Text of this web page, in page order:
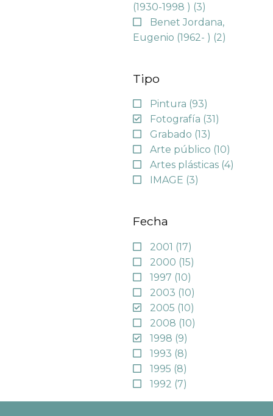
(1930-1998 ) (3)
Benet Jordana,
Eugenio (1962- ) (2)
Tipo
Pintura (93)
Fotografía (31)
Grabado (13)
Arte público (10)
Artes plásticas (4)
IMAGE (3)
Fecha
2001 (17)
2000 (15)
1997 (10)
2003 (10)
2005 (10)
2008 (10)
1998 (9)
1993 (8)
1995 (8)
1992 (7)